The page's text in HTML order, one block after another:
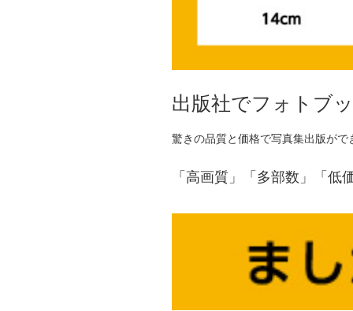
出版社でフォトブ
驚きの品質と価格で写真集出版が
「高画質」「多部数」「